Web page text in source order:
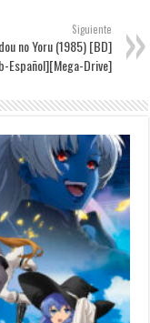
Siguiente
no Yoru (1985) [BD]
Español][Mega-Drive]